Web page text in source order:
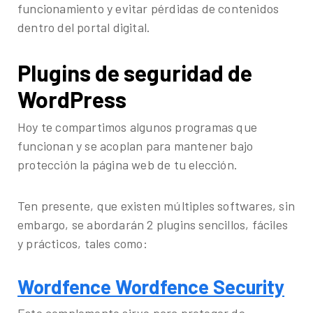
funcionamiento y evitar pérdidas de contenidos
dentro del portal digital.
Plugins de seguridad de
WordPress
Hoy te compartimos algunos programas que
funcionan y se acoplan para mantener bajo
protección la página web de tu elección.
Ten presente, que existen múltiples softwares, sin
embargo, se abordarán 2 plugins sencillos, fáciles
y prácticos, tales como:
Wordfence Wordfence Security